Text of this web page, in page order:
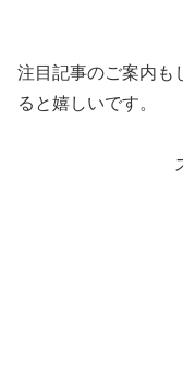
注目記事のご案内も
ると嬉しいです。